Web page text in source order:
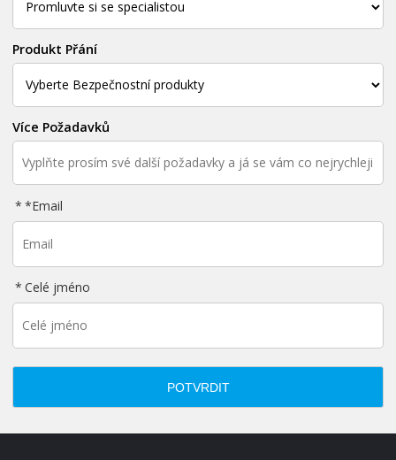
Produkt Přání
Více Požadavků
*Email
Celé jméno
POTVRDIT